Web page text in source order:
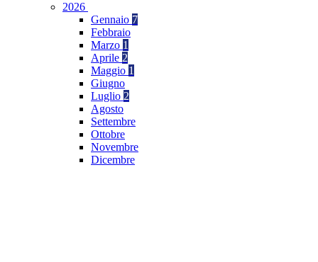
2026
Gennaio 7
Febbraio
Marzo 1
Aprile 2
Maggio 1
Giugno
Luglio 2
Agosto
Settembre
Ottobre
Novembre
Dicembre